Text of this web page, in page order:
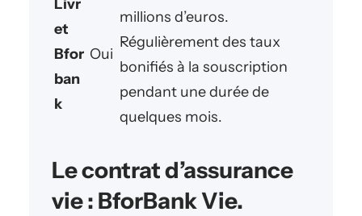
Livr
et
Bfor
ban
k
Oui
millions d’euros.
Régulièrement des taux
bonifiés à la souscription
pendant une durée de
quelques mois.
Le contrat d’assurance
vie : BforBank Vie.